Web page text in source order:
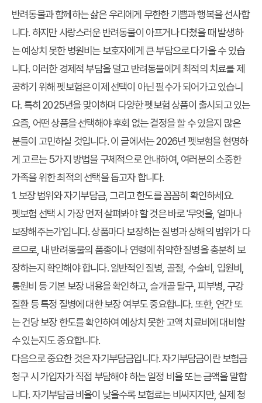
반려동물과 함께하는 삶은 우리에게 무한한 기쁨과 행복을 선사합
니다. 하지만 사랑스러운 반려동물이 아프거나 다쳤을 때 발생하
는 예상치 못한 병원비는 보호자에게 큰 부담으로 다가올 수 있습
니다. 이러한 경제적 부담을 덜고 반려동물에게 최적의 치료를 제
공하기 위해 펫보험은 이제 선택이 아닌 필수가 되어가고 있습니
다. 특히 2025년을 맞이하며 다양한 펫보험 상품이 출시되고 있는
요즘, 어떤 상품을 선택해야 후회 없는 결정을 할 수 있을지 많은
분들이 고민하실 것입니다. 이 글에서는 2026년 펫보험을 현명하
게 고르는 5가지 방법을 구체적으로 안내하여, 여러분의 소중한
가족을 위한 최적의 선택을 돕고자 합니다.
1. 보장 범위와 자기부담금, 그리고 한도를 꼼꼼히 확인하세요.
펫보험 선택 시 가장 먼저 살펴봐야 할 것은 바로 '무엇을, 얼마나
보장해주는가'입니다. 상품마다 보장하는 질병과 상해의 범위가 다
르므로, 내 반려동물의 품종이나 연령에 취약한 질병을 충분히 보
장하는지 확인해야 합니다. 일반적인 질병, 골절, 수술비, 입원비,
통원비 등 기본 보장 내용을 확인하고, 슬개골 탈구, 피부병, 구강
질환 등 특정 질병에 대한 보장 여부도 중요합니다. 또한, 연간 또
는 건당 보장 한도를 확인하여 예상치 못한 고액 치료비에 대비할
수 있는지도 중요합니다.
다음으로 중요한 것은자기부담금입니다. 자기부담금이란 보험금
청구 시 가입자가 직접 부담해야 하는 일정 비율 또는 금액을 말합
니다. 자기부담금 비율이 낮을수록 보험료는 비싸지지만, 실제 청